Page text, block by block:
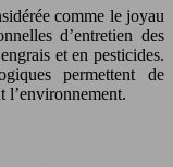
comme le joyau
d’entretien des
et en pesticides.
permettent de
l’environnement.